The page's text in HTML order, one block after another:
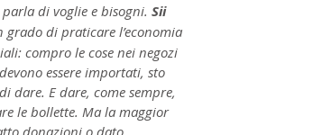
di voglie e bisogni. Sii
grado di praticare l’economia
compro le cose nei negozi
essere importati, sto
dare. E dare, come sempre,
le bollette. Ma la maggior
donazioni o dato